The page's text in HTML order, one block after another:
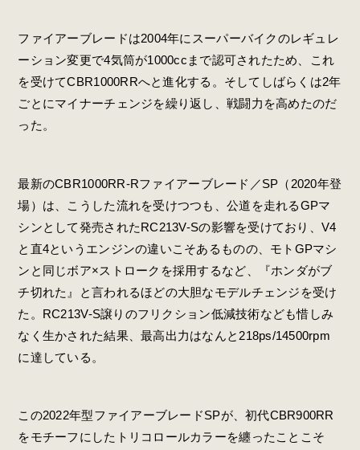
ファイアーブレードは2004年にスーパーバイクのレギュレ
ーション変更で4気筒が1000ccまで認可されたため、これ
を受けてCBR1000RRへと進化する。そしてしばらくは2年
ごとにマイナーチェンジを繰り返し、戦闘力を高めたのだ
った。
最新のCBR1000RR-Rファイアーブレード／SP（2020年登
場）は、こうした流れを受けつつも、公道を走れるGPマ
シンとして発売されたRC213V-Sの影響を受けており、V4
と直4というエンジンの違いこそあるものの、モトGPマシ
ンと同じボア×ストロークを採用するなど、『ホンダがブ
チ切れた』と言われるほどの大胆なモデルチェンジを受け
た。RC213V-S譲りのフリクション低減技術なども惜しみ
なく生かされた結果、最高出力はなんと218ps/14500rpm
に達している。
この2022年型ファイアーブレードSPが、初代CBR900RR
をモチーフにしたトリコロールカラーを纏ったことこそ